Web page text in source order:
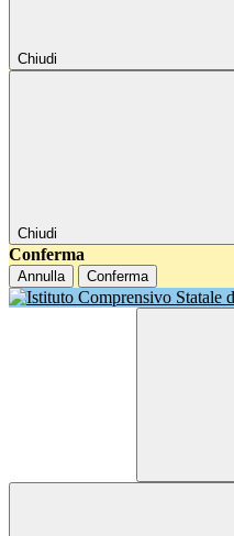
Chiudi
Chiudi
Conferma
Annulla Conferma